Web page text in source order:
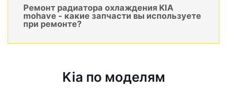
Ремонт радиатора охлаждения KIA
mohave - какие запчасти вы используете
при ремонте?
Kia по моделям